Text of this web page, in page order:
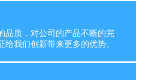
品质，对公司的产品不断的完
我们创新带来更多的优势。